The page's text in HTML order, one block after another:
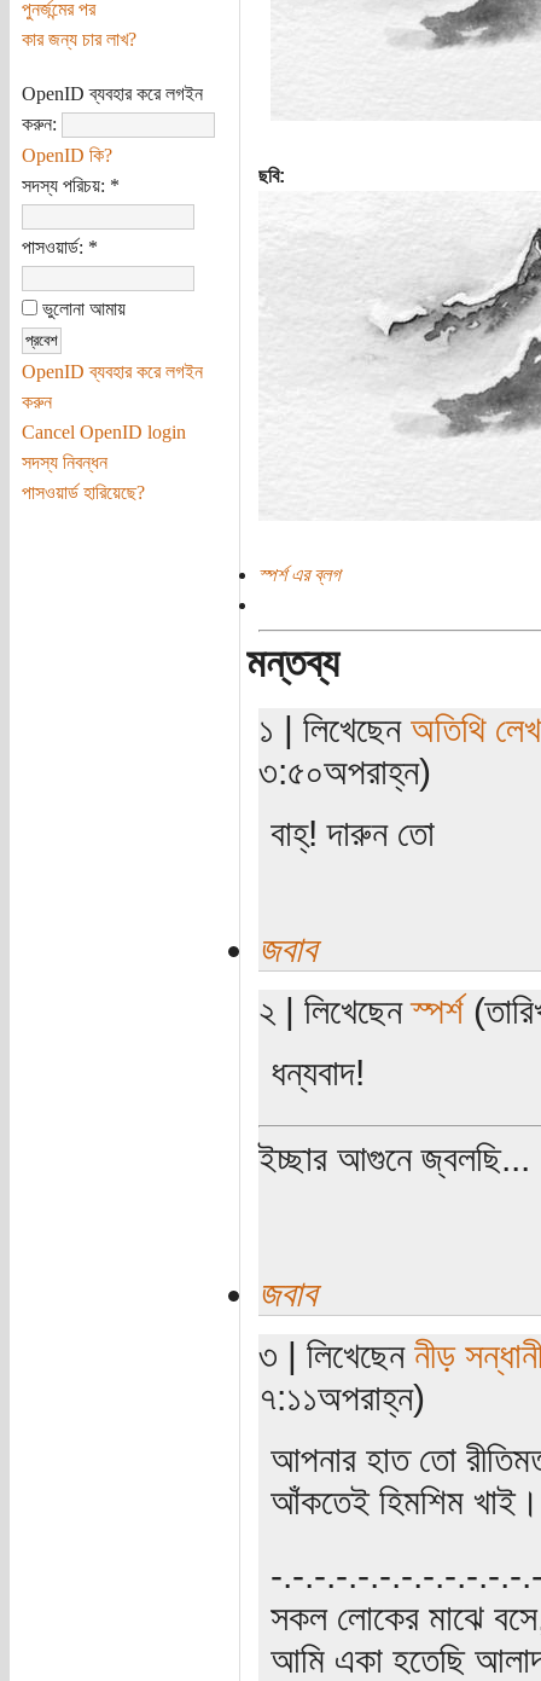
পুনর্জন্মের পর
কার জন্য চার লাখ?
OpenID ব্যবহার করে লগইন
করুন:
OpenID কি?
সদস্য পরিচয়: *
পাসওয়ার্ড: *
ভুলোনা আমায়
OpenID ব্যবহার করে লগইন
করুন
Cancel OpenID login
সদস্য নিবন্ধন
পাসওয়ার্ড হারিয়েছে?
ছবি:
স্পর্শ এর ব্লগ
মন্তব্য
১ | লিখেছেন অতিথি
৩:৫০অপরাহ্ন)
বাহ্! দারুন তো
জবাব
২ | লিখেছেনস্পর্শ
ধন্যবাদ!
ইচ্ছার আগুনে জ্বলছি...
জবাব
৩ | লিখেছেন নীড়
৭:১১অপরাহ্ন)
আপনার হাত তো
আঁকতেই হিমশিম খাই।
‍‌-.-.-.-.-.-.-.-.-.-.-.-
সকল লোকের মাঝে
আমি একা হতেছি